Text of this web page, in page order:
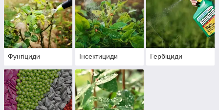
Фунгіциди Інсектициди Гербіциди